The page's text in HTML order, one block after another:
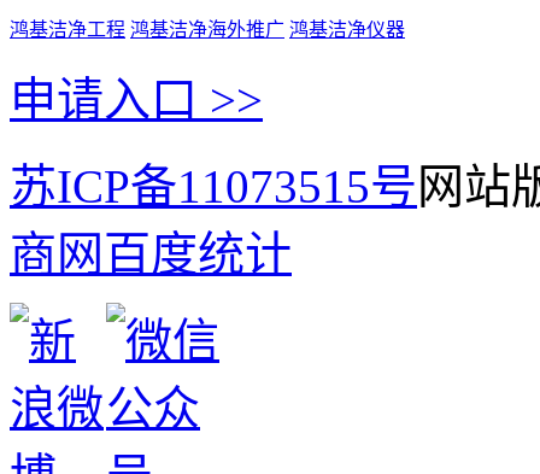
鸿基洁净工程 鸿基洁净海外推广 鸿基洁净仪器
申请入口 >>
苏ICP备11073515号网站
商网百度统计